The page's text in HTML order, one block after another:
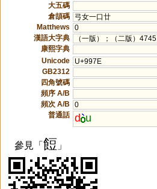
大五碼
倉頡碼
弓女一口廿
Matthews
0
漢語大字典
（一版）；（二版）4745
康熙字典
Unicode
U+997E
GB2312
四角號碼
頻序 A/B
頻次 A/B
0
普通話 d u
參見「餖 」